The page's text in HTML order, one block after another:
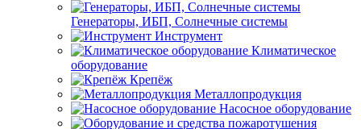
Генераторы, ИБП, Солнечные системы
Инструмент
Климатическое
оборудование
Крепёж
Металлопродукция
Насосное оборудование